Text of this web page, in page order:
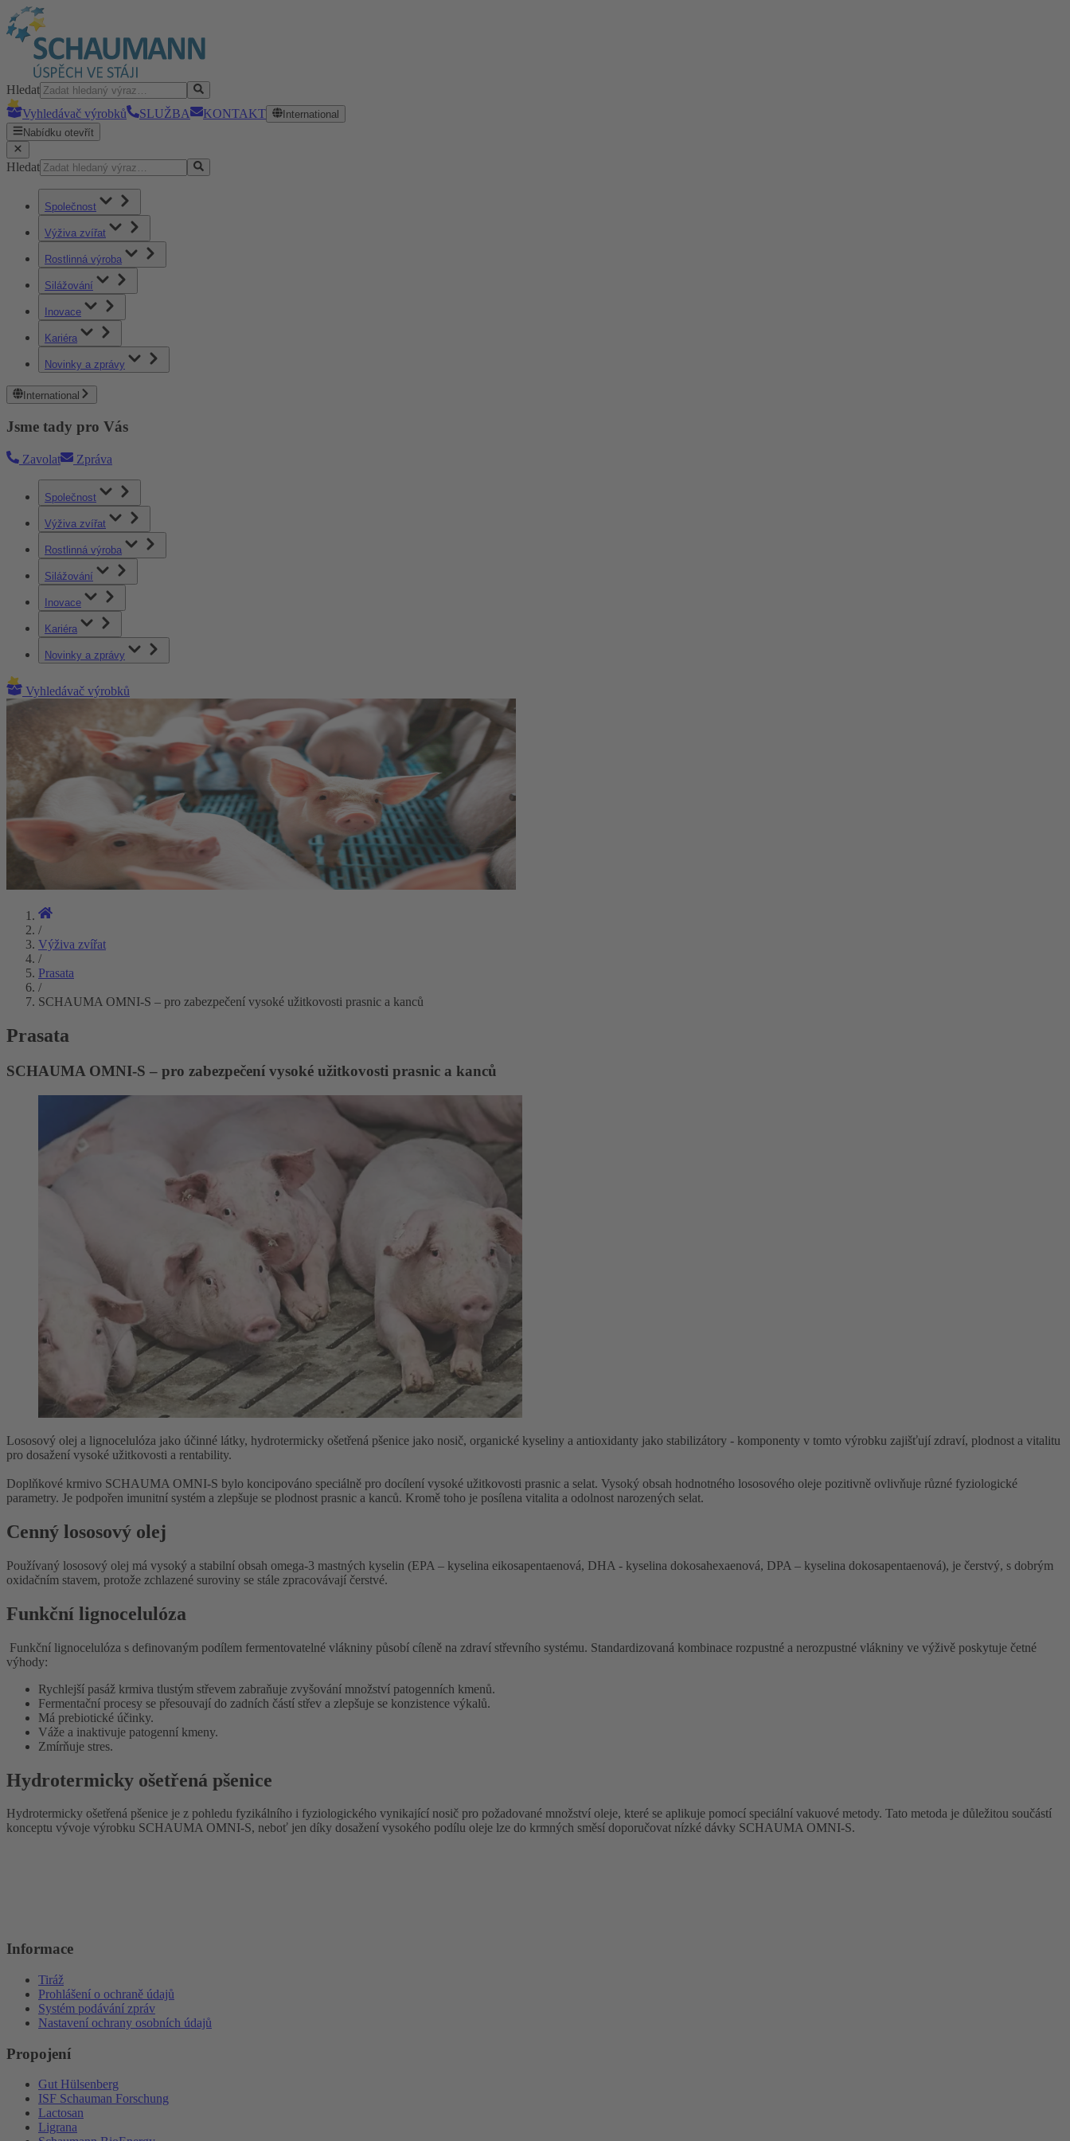
Hledat
Vyhledávač výrobků
SLUŽBA KONTAKT
International
Nabídku otevřít
Hledat
Společnost
Výživa zvířat
Rostlinná výroba
Silážování
Inovace
Kariéra
Novinky a zprávy
International
Jsme tady pro Vás
Zavolat Zpráva
Společnost
Výživa zvířat
Rostlinná výroba
Silážování
Inovace
Kariéra
Novinky a zprávy
Vyhledávač výrobků
/
Výživa zvířat
/
Prasata
/
SCHAUMA OMNI-S – pro zabezpečení vysoké užitkovosti prasnic a kanců
Prasata
SCHAUMA OMNI-S – pro zabezpečení vysoké užitkovosti prasnic a kanců
Lososový olej a lignocelulóza jako účinné látky, hydrotermicky ošetřená pšenice jako nosič, organické kyseliny a antioxidanty jako stabilizátory - komponenty v tomto výrobku zajišťují zdraví, plodnost a vitalitu
pro dosažení vysoké užitkovosti a rentability.
Doplňkové krmivo SCHAUMA OMNI-S bylo koncipováno speciálně pro docílení vysoké užitkovosti prasnic a selat. Vysoký obsah hodnotného lososového oleje pozitivně ovlivňuje různé fyziologické
parametry. Je podpořen imunitní systém a zlepšuje se plodnost prasnic a kanců. Kromě toho je posílena vitalita a odolnost narozených selat.
Cenný lososový olej
Používaný lososový olej má vysoký a stabilní obsah omega-3 mastných kyselin (EPA – kyselina eikosapentaenová, DHA - kyselina dokosahexaenová, DPA – kyselina dokosapentaenová), je čerstvý, s dobrým
oxidačním stavem, protože zchlazené suroviny se stále zpracovávají čerstvé.
Funkční lignocelulóza
Funkční lignocelulóza s definovaným podílem fermentovatelné vlákniny působí cíleně na zdraví střevního systému. Standardizovaná kombinace rozpustné a nerozpustné vlákniny ve výživě poskytuje četné
výhody:
Rychlejší pasáž krmiva tlustým střevem zabraňuje zvyšování množství patogenních kmenů.
Fermentační procesy se přesouvají do zadních částí střev a zlepšuje se konzistence výkalů.
Má prebiotické účinky.
Váže a inaktivuje patogenní kmeny.
Zmírňuje stres.
Hydrotermicky ošetřená pšenice
Hydrotermicky ošetřená pšenice je z pohledu fyzikálního i fyziologického vynikající nosič pro požadované množství oleje, které se aplikuje pomocí speciální vakuové metody. Tato metoda je důležitou součástí
konceptu vývoje výrobku SCHAUMA OMNI-S, neboť jen díky dosažení vysokého podílu oleje lze do krmných směsí doporučovat nízké dávky SCHAUMA OMNI-S.
Informace
Tiráž
Prohlášení o ochraně údajů
Systém podávání zpráv
Nastavení ochrany osobních údajů
Propojení
Gut Hülsenberg
ISF Schauman Forschung
Lactosan
Ligrana